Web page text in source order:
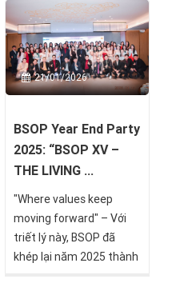
21/01/2026
BSOP Year End Party
2025: “BSOP XV –
THE LIVING ...
"Where values keep
moving forward" – Với
triết lý này, BSOP đã
khép lại năm 2025 thành